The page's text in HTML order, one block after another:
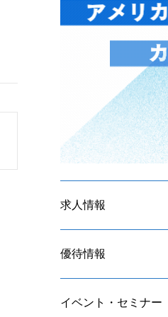
求人情報
優待情報
イベント・セミナー